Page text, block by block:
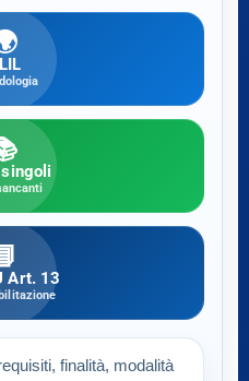
Art. 13
finalità, modalità